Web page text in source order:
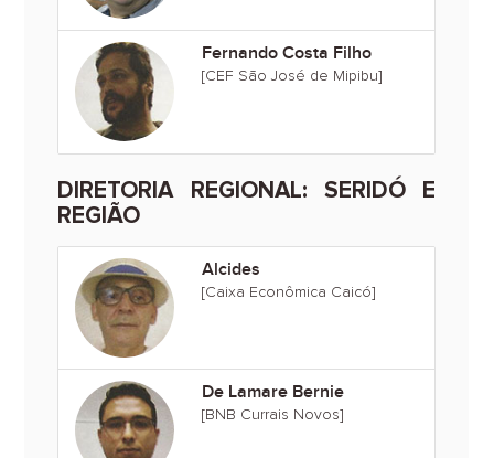
Fernando Costa Filho
[CEF São José de Mipibu]
DIRETORIA REGIONAL: SERIDÓ E
REGIÃO
Alcides
[Caixa Econômica Caicó]
De Lamare Bernie
[BNB Currais Novos]